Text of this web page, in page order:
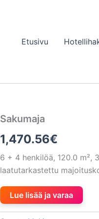
Etusivu
Sakumaja
1,470.56€
6 + 4 henkilöä, 120.0 m²,
laatutarkastettu
Lue lisää ja varaa